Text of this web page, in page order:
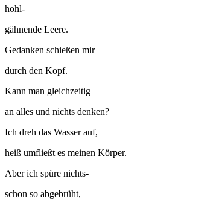
hohl-
gähnende Leere.
Gedanken schießen mir
durch den Kopf.
Kann man gleichzeitig
an alles und nichts denken?
Ich dreh das Wasser auf,
heiß umfließt es meinen Körper.
Aber ich spüre nichts-
schon so abgebrüht,